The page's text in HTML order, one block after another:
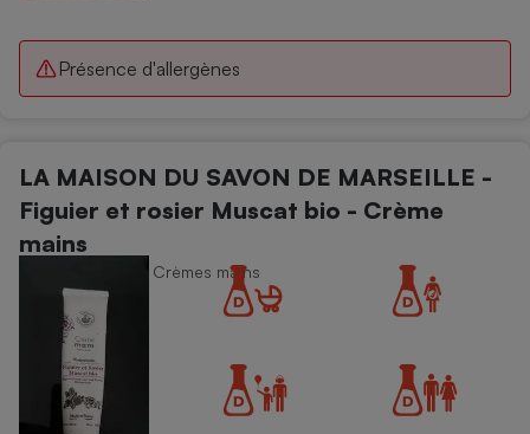
Présence d'allergènes
LA MAISON DU SAVON DE MARSEILLE -
Figuier et rosier Muscat bio - Crème
mains
Soins du corps - Crèmes mains